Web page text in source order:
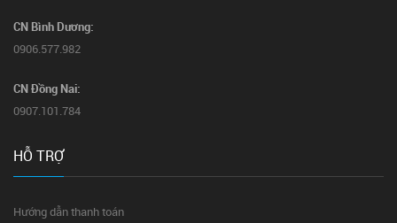
CN Bình Dương:
0906.577.982
CN Đồng Nai:
0907.101.784
HỖ TRỢ
Hướng dẫn thanh toán